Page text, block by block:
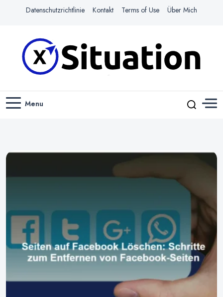
Datenschutzrichtlinie Kontakt Terms of Use Über Mich
X-SITUATION
Menu